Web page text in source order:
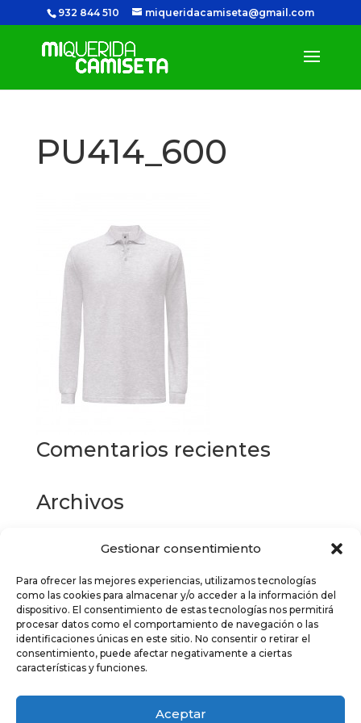
Gestionar consentimiento
Para ofrecer las mejores experiencias, utilizamos tecnologías
como las cookies para almacenar y/o acceder a la información del
dispositivo. El consentimiento de estas tecnologías nos permitirá
procesar datos como el comportamiento de navegación o las
identificaciones únicas en este sitio. No consentir o retirar el
consentimiento, puede afectar negativamente a ciertas
características y funciones.
Aceptar
932 844 510 miqueridacamiseta@gmail.com
PU414_600
Comentarios recientes
Archivos
Categorías
No hay categorías
Meta
Acceder
Feed de entradas
Feed de comentarios